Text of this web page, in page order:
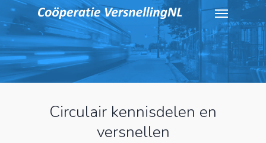
content
Menu
Circulair kennisdelen en
versnellen